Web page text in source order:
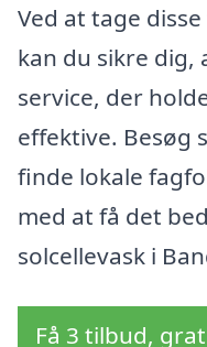
Ved at tage
kan du sikre dig,
service, der
effektive. Besøg
finde lokale
med at få det
solcellevask i
Få 3 tilbud,